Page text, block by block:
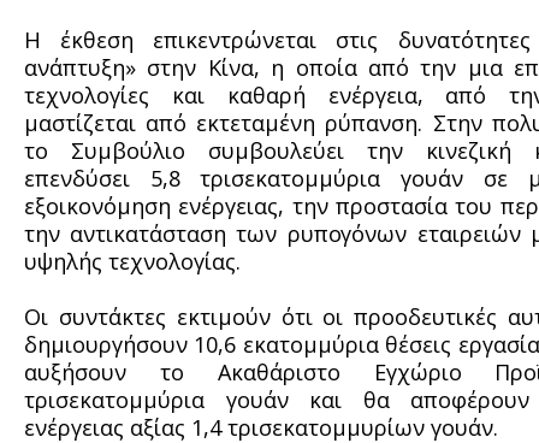
Η έκθεση επικεντρώνεται στις
ανάπτυξη» στην Κίνα, η οποία από την μια
τεχνολογίες και καθαρή ενέργεια, από
μαστίζεται από εκτεταμένη ρύπανση. Στην
το Συμβούλιο συμβουλεύει την κινεζική
επενδύσει 5,8 τρισεκατομμύρια γουάν σε
εξοικονόμηση ενέργειας, την προστασία του
την αντικατάσταση των ρυπογόνων εταιρειών
υψηλής τεχνολογίας.
Οι συντάκτες εκτιμούν ότι οι προοδευτικές
δημιουργήσουν 10,6 εκατομμύρια θέσεις
αυξήσουν το Ακαθάριστο Εγχώριο
τρισεκατομμύρια γουάν και θα αποφέρουν
ενέργειας αξίας 1,4 τρισεκατομμυρίων γουάν.